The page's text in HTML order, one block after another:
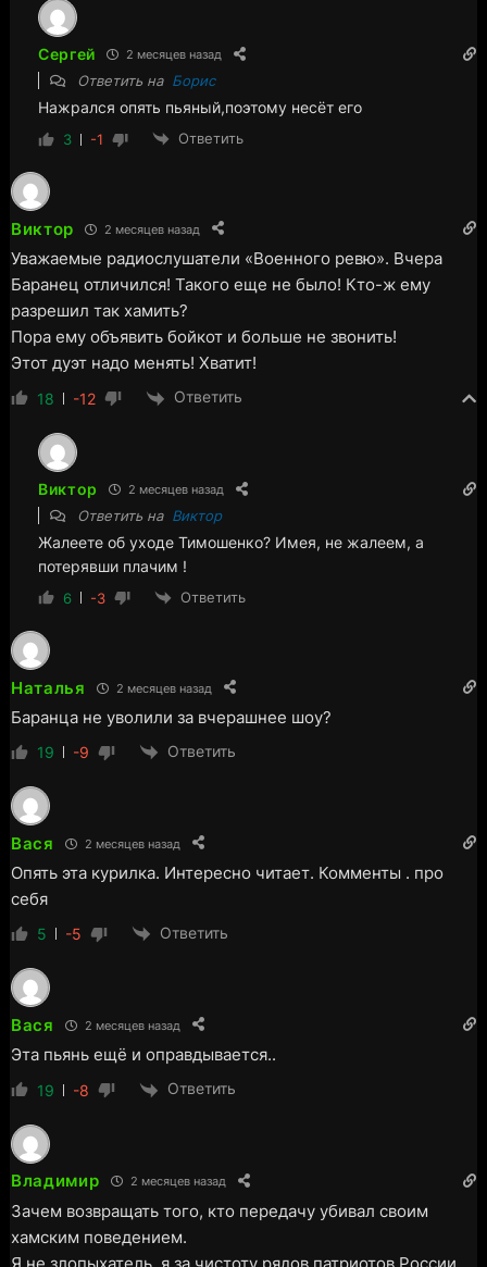
Сергей 2 месяцев назад
Ответить на Борис
Нажрался опять пьяный,поэтому несёт его
3 -1 Ответить
Виктор 2 месяцев назад
Уважаемые радиослушатели «Военного ревю». Вчера
Баранец отличился! Такого еще не было! Кто-ж ему
разрешил так хамить?
Пора ему объявить бойкот и больше не звонить!
Этот дуэт надо менять! Хватит!
18 -12 Ответить
Виктор 2 месяцев назад
Ответить на Виктор
Жалеете об уходе Тимошенко? Имея, не жалеем, а
потерявши плачим !
6 -3 Ответить
Наталья 2 месяцев назад
Баранца не уволили за вчерашнее шоу?
19 -9 Ответить
Вася 2 месяцев назад
Опять эта курилка. Интересно читает. Комменты . про
себя
5 -5 Ответить
Вася 2 месяцев назад
Эта пьянь ещё и оправдывается..
19 -8 Ответить
Владимир 2 месяцев назад
Зачем возвращать того, кто передачу убивал своим
хамским поведением.
Я не злопыхатель, я за чистоту рядов патриотов России.